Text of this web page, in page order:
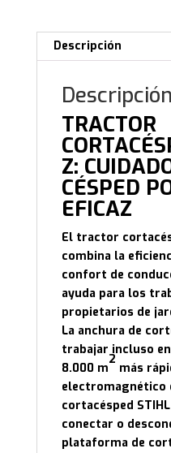
Descripción
Descripción
TRACTOR
Z:
CÉSPED
EFICAZ
El tractor
combina la
confort de
ayuda para los
propietarios de
La anchura de
trabajar incluso
8.000 m
2
más
electromagnético
cortacésped
conectar o
plataforma de